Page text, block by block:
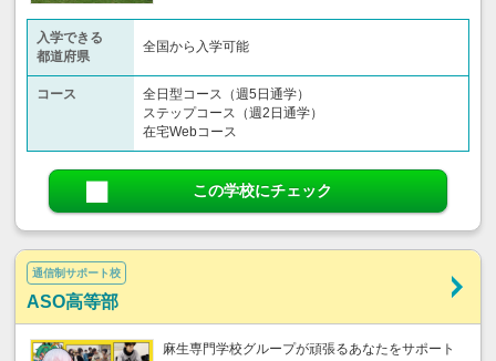
入学できる
都道府県
全国から入学可能
コース
全日型コース（週5日通学）
ステップコース（週2日通学）
在宅Webコース
この学校にチェック
通信制サポート校
ASO高等部
麻生専門学校グループが頑張るあなたをサポート